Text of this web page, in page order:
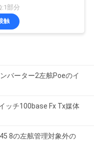
UTPインターフェ
部分
触
バーター2左舷Poeのイ
ッチ100base Fx Tx媒体
8の左舷管理対象外の